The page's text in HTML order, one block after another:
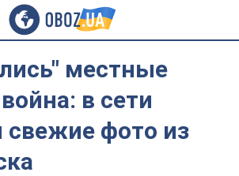
местные
в сети
свежие фото из